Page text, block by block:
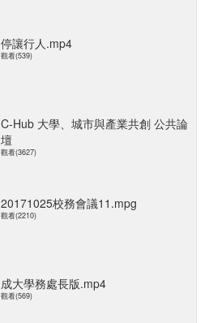
停讓行人.mp4
觀看(539)
C-Hub 大學、城市與產業共創 公共論
壇
觀看(3627)
20171025校務會議11.mpg
觀看(2210)
成大學務處長版.mp4
觀看(569)